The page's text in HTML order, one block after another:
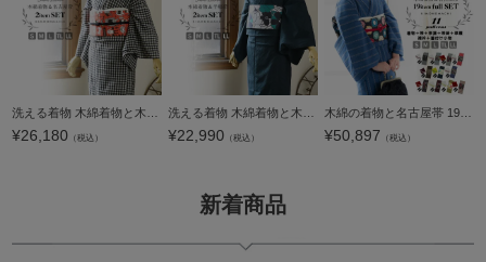
¥26,180 （税込） ¥22,990 （税込）
木綿の着物と名古屋帯 19点フルセット 木綿着物 単衣 洗える着物 日本製 kimonomachiオリジナル お仕立て上がり レディース 女性 お洒落 シンプル 普段着 カジュアル S M L TL LL(2L)【メール便不可】
¥50,897 （税込）
新着商品